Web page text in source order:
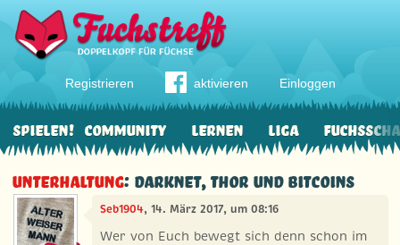
Registrieren aktivieren Einloggen
Community Lernen Liga
Spielen!
Unterhaltung: Darknet, Thor und Bitcoins
Seb1904, 14. März 2017, um 08:16
Wer von Euch bewegt sich denn schon im